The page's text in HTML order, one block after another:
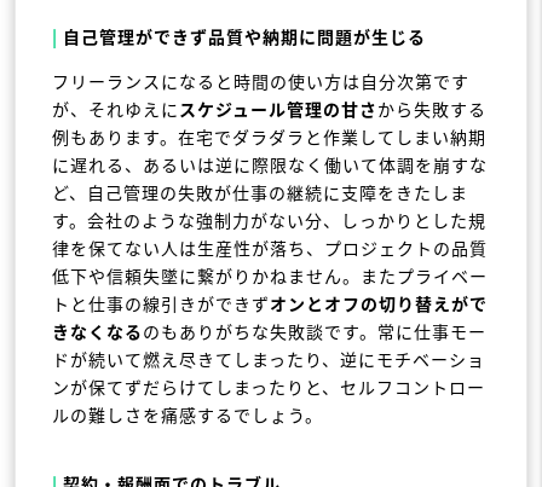
| 自己管理ができず品質や納期に問題が生じる
フリーランスになると時間の使い方は自分次第です
が、それゆえにスケジュール管理の甘さから失敗する
例もあります。在宅でダラダラと作業してしまい納期
に遅れる、あるいは逆に際限なく働いて体調を崩すな
ど、自己管理の失敗が仕事の継続に支障をきたしま
す。会社のような強制力がない分、しっかりとした規
律を保てない人は生産性が落ち、プロジェクトの品質
低下や信頼失墜に繋がりかねません。またプライベー
トと仕事の線引きができずオンとオフの切り替えがで
きなくなるのもありがちな失敗談です。常に仕事モー
ドが続いて燃え尽きてしまったり、逆にモチベーショ
ンが保てずだらけてしまったりと、セルフコントロー
ルの難しさを痛感するでしょう。